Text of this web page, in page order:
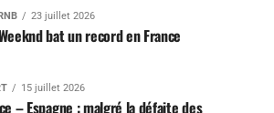
23 juillet 2026
bat un record en France
15 juillet 2026
– Espagne : malgré la défaite des